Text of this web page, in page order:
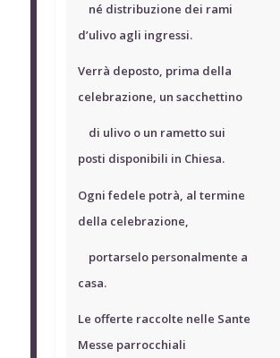
né distribuzione dei rami
d’ulivo agli ingressi.
Verrà deposto, prima della
celebrazione, un sacchettino
di ulivo o un rametto sui
posti disponibili in Chiesa.
Ogni fedele potrà, al termine
della celebrazione,
portarselo personalmente a
casa.
Le offerte raccolte nelle Sante
Messe parrocchiali